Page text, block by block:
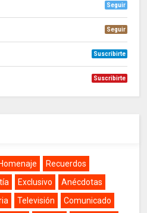
Seguir
Seguir
Suscribirte
Suscribirte
Recuerdos
Exclusivo
Anécdotas
Televisión
Comunicado